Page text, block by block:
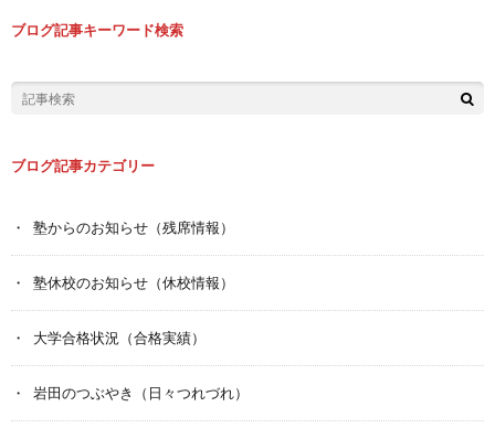
ブログ記事キーワード検索
ブログ記事カテゴリー
塾からのお知らせ（残席情報）
塾休校のお知らせ（休校情報）
大学合格状況（合格実績）
岩田のつぶやき（日々つれづれ）